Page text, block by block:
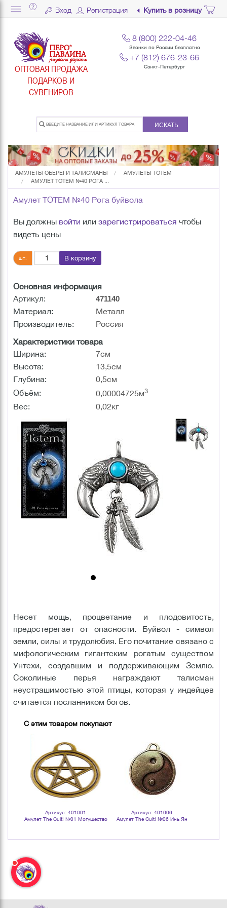
Вход Регистрация Купить в розницу
ОПТОВАЯ ПРОДАЖА
ПОДАРКОВ И
СУВЕНИРОВ
8 (800) 222-04-46
Звонки по России бесплатно
+7 (812) 676-23-66
Санкт-Петербург
ИСКАТЬ
АМУЛЕТЫ ОБЕРЕГИ ТАЛИСМАНЫ
АМУЛЕТЫ TOTEM
АМУЛЕТ TOTEM №40 РОГА ...
Амулет TOTEM №40 Рога буйвола
Вы должны войти или зарегистрироваться чтобы
видеть цены
шт. В корзину
Основная информация
Артикул:
471140
Материал:
Металл
Производитель:
Россия
Характеристики товара
Ширина:
7см
Высота:
13,5см
Глубина:
0,5см
Объём:
0,00004725м3
Вес: 0,02кг
Несет мощь, процветание и плодовитость,
предостерегает от опасности. Буйвол - символ
земли, силы и трудолюбия. Его почитание связано с
мифологическим гигантским рогатым существом
Унтехи, создавшим и поддерживающим Землю.
Соколиные перья награждают талисман
неустрашимостью этой птицы, которая у индейцев
считается посланником богов.
С этим товаром покупают
Артикул: 401001
Амулет The Cult! №01 Могущество
Артикул: 401006
Амулет The Cult! №06 Инь Ян